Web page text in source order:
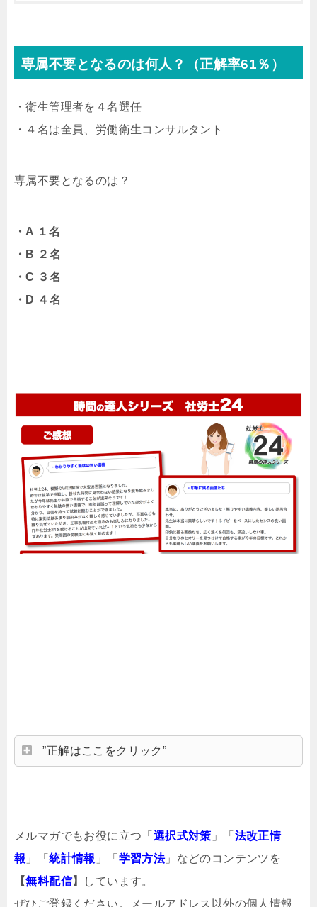
専属不要となるのは何人？（正解率61％）
・衛生管理者を４名選任
・４名は全員、労働衛生コンサルタント
専属不要となるのは？
・A １名
・B ２名
・C ３名
・D ４名
”正解はここをクリック”
メルマガでもお役に立つ「 選択式対策 」「 法改正情
報 」「統計情報 」「 学習方法」などのコンテンツを
【無料配信】
しています。
ぜひご登録ください。メールアドレス以外の個人情報